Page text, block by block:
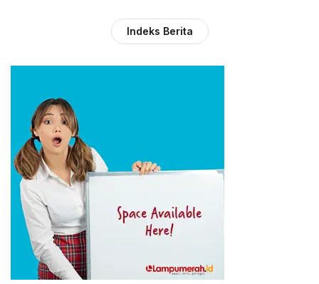
Indeks Berita